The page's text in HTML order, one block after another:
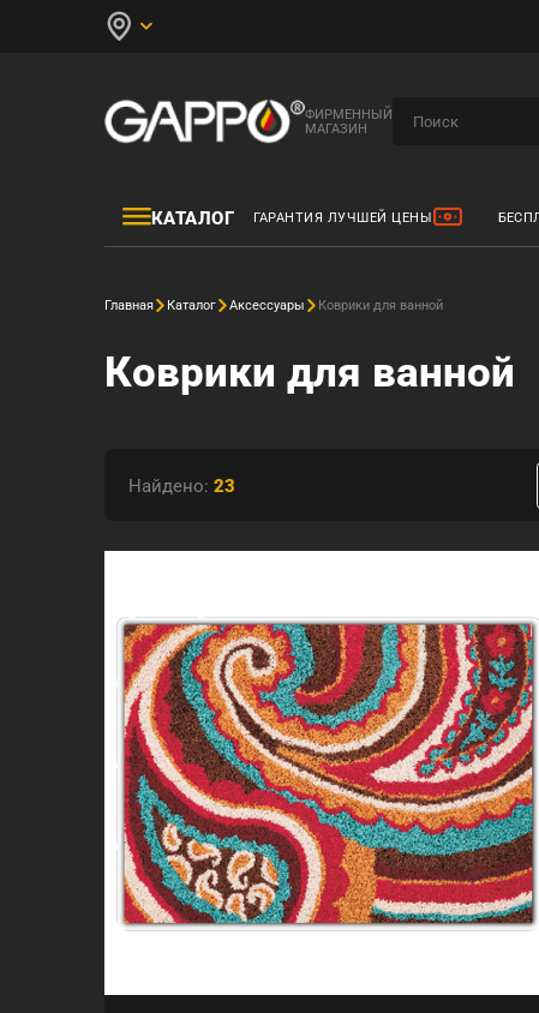
ФИРМЕННЫЙ
МАГАЗИН
КАТАЛОГ ГАРАНТИЯ ЛУЧШЕЙ ЦЕНЫ
Главная Каталог Аксессуары Коврики для ванной
Коврики для ванной
Найдено: 23